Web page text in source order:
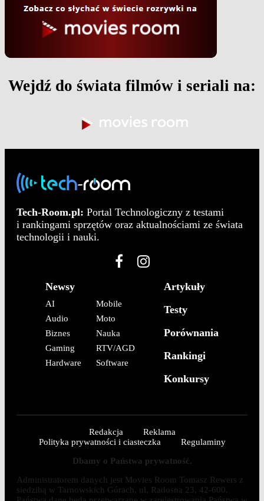
Wejdź do świata filmów i seriali na:
Tech-Room.pl: Portal Technologiczny z testami
i rankingami sprzętów oraz aktualnościami ze świata
technologii i nauki.
Newsy
AI
Audio
Biznes
Gaming
Hardware
Mobile
Moto
Nauka
RTV/AGD
Software
Artykuły
Testy
Porównania
Rankingi
Konkursy
Redakcja
Reklama
Polityka prywatności i ciasteczka
Regulaminy
Dbamy o Państwa prywatność.
Administratorem danych jest Movies Room Tomasz Rewers z
siedzibą w Tarnowskich Górach, ul. Radosna 23, 42-600.